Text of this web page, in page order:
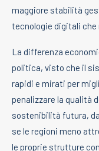
maggiore stabilità
tecnologie digitali che
La differenza
politica, visto che il
rapidi e mirati per
penalizzare la qualità
sostenibilità futura,
se le regioni meno
le proprie strutture